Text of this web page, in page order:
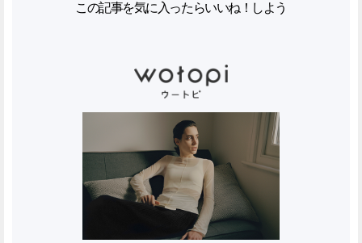
この記事を気に入ったらいいね！しよう